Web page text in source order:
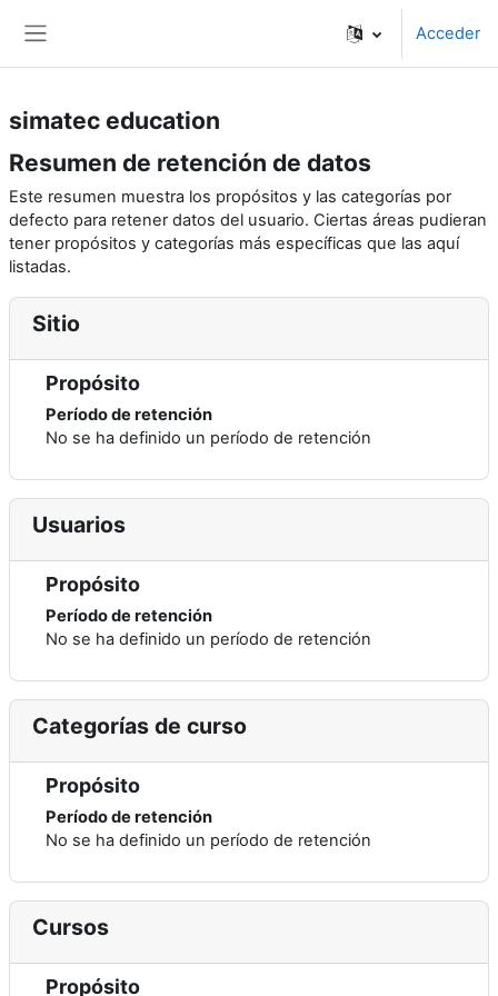
Acceder
simatec education
Resumen de retención de datos
Este resumen muestra los propósitos y las categorías por
defecto para retener datos del usuario. Ciertas áreas pudieran
tener propósitos y categorías más específicas que las aquí
listadas.
Sitio
Propósito
Período de retención
No se ha definido un período de retención
Usuarios
Propósito
Período de retención
No se ha definido un período de retención
Categorías de curso
Propósito
Período de retención
No se ha definido un período de retención
Cursos
Propósito